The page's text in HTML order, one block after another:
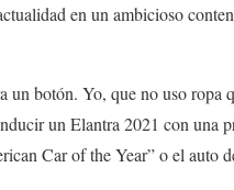
en un ambicioso
un botón. Yo, que no uso ropa
un Elantra 2021 con una
Car of the Year” o el auto